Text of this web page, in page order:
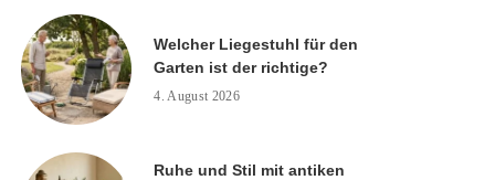
Welcher Liegestuhl für den
Garten ist der richtige?
4. August 2026
Ruhe und Stil mit antiken